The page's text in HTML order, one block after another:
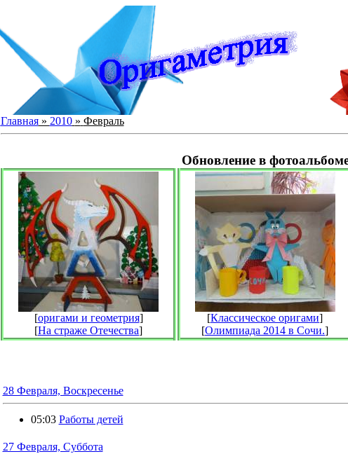
Главная» 2010 » Февраль
Обновление в
[оригами и геометрия]
[На страже Отечества]
[Классическое оригами]
[Олимпиада 2014 в Сочи.]
28 Февраля, Воскресенье
05:03 Работы детей
27 Февраля, Суббота